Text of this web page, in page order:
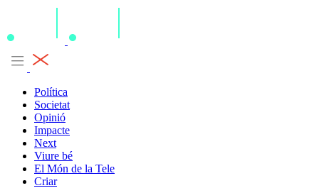
Política
Societat
Opinió
Impacte
Next
Viure bé
El Món de la Tele
Criar